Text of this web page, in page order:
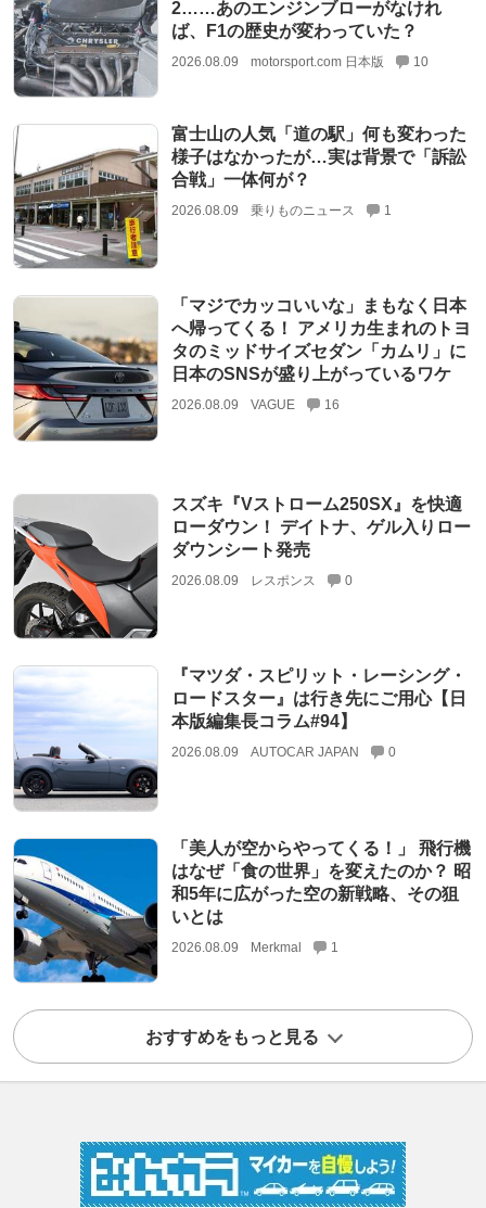
2……あのエンジンブローがなけれ
ば、F1の歴史が変わっていた？
2026.08.09 motorsport.com 日本版 10
富士山の人気「道の駅」何も変わった
様子はなかったが…実は背景で「訴訟
合戦」一体何が？
2026.08.09 乗りものニュース 1
「マジでカッコいいな」まもなく日本
へ帰ってくる！ アメリカ生まれのトヨ
タのミッドサイズセダン「カムリ」に
日本のSNSが盛り上がっているワケ
2026.08.09 VAGUE 16
スズキ『Vストローム250SX』を快適
ローダウン！ デイトナ、ゲル入りロー
ダウンシート発売
2026.08.09 レスポンス 0
『マツダ・スピリット・レーシング・
ロードスター』は行き先にご用心【日
本版編集長コラム#94】
2026.08.09 AUTOCAR JAPAN 0
「美人が空からやってくる！」 飛行機
はなぜ「食の世界」を変えたのか？ 昭
和5年に広がった空の新戦略、その狙
いとは
2026.08.09 Merkmal 1
おすすめをもっと見る